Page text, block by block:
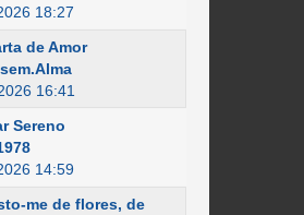
18:27
de Amor
16:41
Sereno
14:59
me de flores, de